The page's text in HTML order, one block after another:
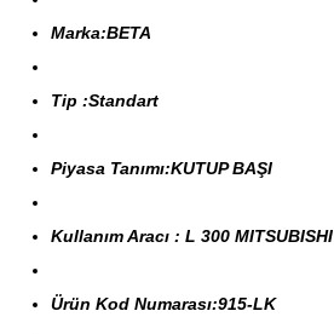
Marka:BETA
Tip :Standart
Piyasa Tanımı:KUTUP BAŞI
Kullanım Aracı : L 300 MITSUBISHI
Ürün Kod Numarası:915-LK